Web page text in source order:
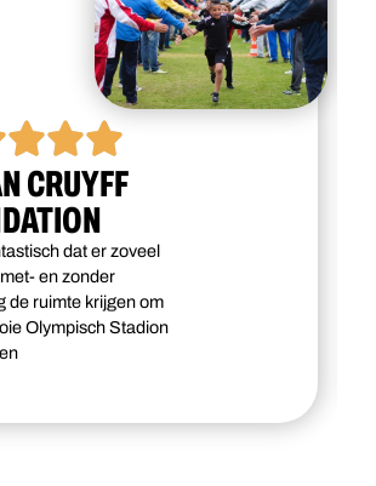
CRUYFF
dat er zoveel
en zonder
de ruimte krijgen om
Olympisch Stadion